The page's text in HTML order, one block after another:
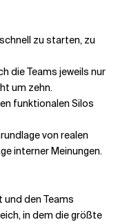
zu starten, zu
die Teams jeweils nur
um zehn.
funktionalen Silos
von realen
interner Meinungen.
und den Teams
in dem die größte